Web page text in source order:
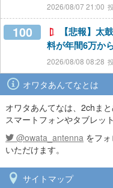
2026/08/07 21:00
100
【悲報】太
料が年間6万か
2026/08/08 08:28
オワタあんてなとは
オワタあんてなは、2chま
スマートフォンやタブレッ
@owata_antenna をフ
いただけます。
サイトマップ